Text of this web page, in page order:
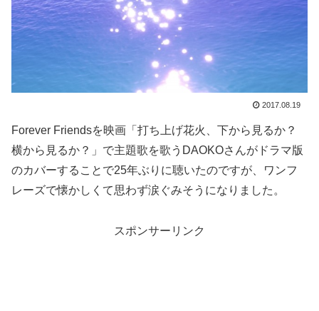
2017.08.19
Forever Friendsを映画「打ち上げ花火、下から見るか？
横から見るか？」で主題歌を歌うDAOKOさんがドラマ版
のカバーすることで25年ぶりに聴いたのですが、ワンフ
レーズで懐かしくて思わず涙ぐみそうになりました。
スポンサーリンク